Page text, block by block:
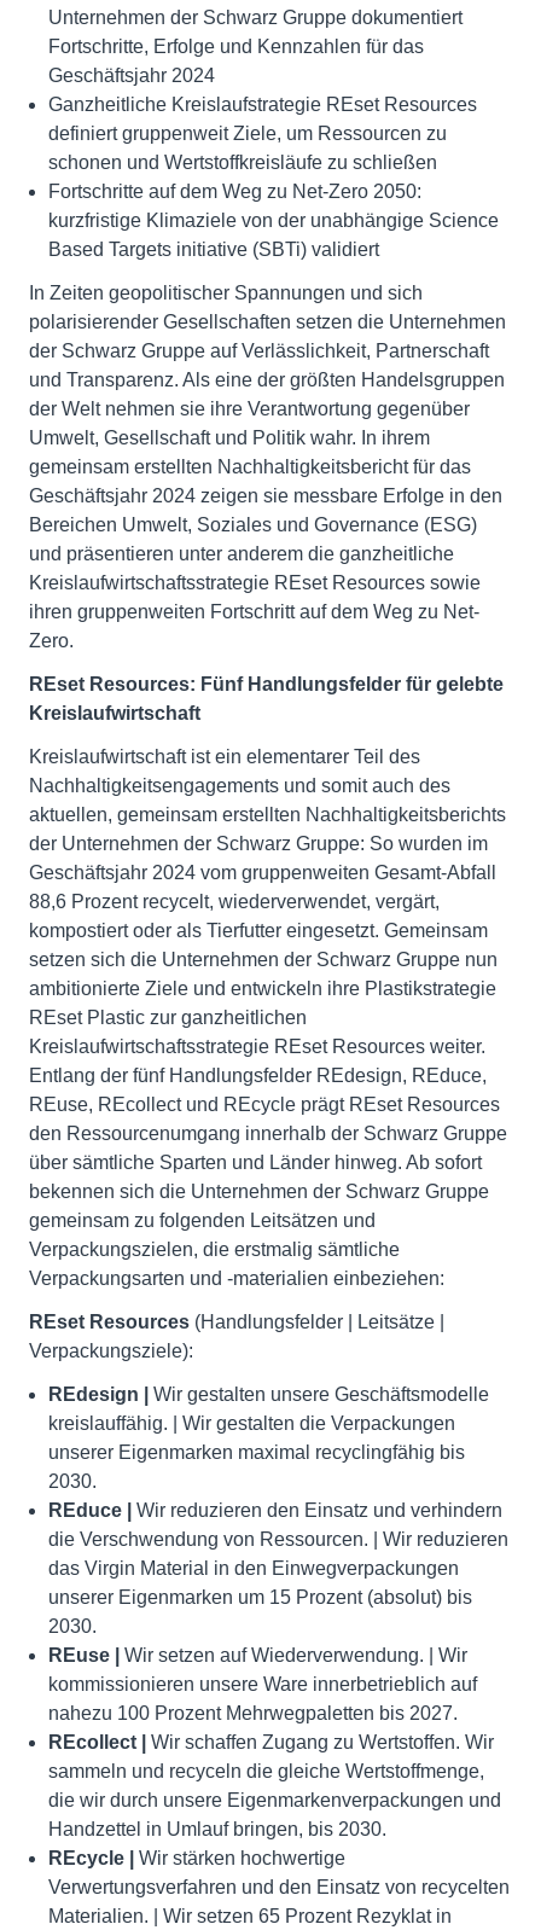
Unternehmen der Schwarz Gruppe dokumentiert
Fortschritte, Erfolge und Kennzahlen für das
Geschäftsjahr 2024
Ganzheitliche Kreislaufstrategie REset Resources
definiert gruppenweit Ziele, um Ressourcen zu
schonen und Wertstoffkreisläufe zu schließen
Fortschritte auf dem Weg zu Net-Zero 2050:
kurzfristige Klimaziele von der unabhängige Science
Based Targets initiative (SBTi) validiert
In Zeiten geopolitischer Spannungen und sich
polarisierender Gesellschaften setzen die Unternehmen
der Schwarz Gruppe auf Verlässlichkeit, Partnerschaft
und Transparenz. Als eine der größten Handelsgruppen
der Welt nehmen sie ihre Verantwortung gegenüber
Umwelt, Gesellschaft und Politik wahr. In ihrem
gemeinsam erstellten Nachhaltigkeitsbericht für das
Geschäftsjahr 2024 zeigen sie messbare Erfolge in den
Bereichen Umwelt, Soziales und Governance (ESG)
und präsentieren unter anderem die ganzheitliche
Kreislaufwirtschaftsstrategie REset Resources sowie
ihren gruppenweiten Fortschritt auf dem Weg zu Net-
Zero.
REset Resources: Fünf Handlungsfelder für gelebte
Kreislaufwirtschaft
Kreislaufwirtschaft ist ein elementarer Teil des
Nachhaltigkeitsengagements und somit auch des
aktuellen, gemeinsam erstellten Nachhaltigkeitsberichts
der Unternehmen der Schwarz Gruppe: So wurden im
Geschäftsjahr 2024 vom gruppenweiten Gesamt-Abfall
88,6 Prozent recycelt, wiederverwendet, vergärt,
kompostiert oder als Tierfutter eingesetzt. Gemeinsam
setzen sich die Unternehmen der Schwarz Gruppe nun
ambitionierte Ziele und entwickeln ihre Plastikstrategie
REset Plastic zur ganzheitlichen
Kreislaufwirtschaftsstrategie REset Resources weiter.
Entlang der fünf Handlungsfelder REdesign, REduce,
REuse, REcollect und REcycle prägt REset Resources
den Ressourcenumgang innerhalb der Schwarz Gruppe
über sämtliche Sparten und Länder hinweg. Ab sofort
bekennen sich die Unternehmen der Schwarz Gruppe
gemeinsam zu folgenden Leitsätzen und
Verpackungszielen, die erstmalig sämtliche
Verpackungsarten und -materialien einbeziehen:
REset Resources (Handlungsfelder | Leitsätze |
Verpackungsziele):
REdesign | Wir gestalten unsere Geschäftsmodelle
kreislauffähig. | Wir gestalten die Verpackungen
unserer Eigenmarken maximal recyclingfähig bis
2030.
REduce | Wir reduzieren den Einsatz und verhindern
die Verschwendung von Ressourcen. | Wir reduzieren
das Virgin Material in den Einwegverpackungen
unserer Eigenmarken um 15 Prozent (absolut) bis
2030.
REuse | Wir setzen auf Wiederverwendung. | Wir
kommissionieren unsere Ware innerbetrieblich auf
nahezu 100 Prozent Mehrwegpaletten bis 2027.
REcollect | Wir schaffen Zugang zu Wertstoffen. Wir
sammeln und recyceln die gleiche Wertstoffmenge,
die wir durch unsere Eigenmarkenverpackungen und
Handzettel in Umlauf bringen, bis 2030.
REcycle | Wir stärken hochwertige
Verwertungsverfahren und den Einsatz von recycelten
Materialien. | Wir setzen 65 Prozent Rezyklat in